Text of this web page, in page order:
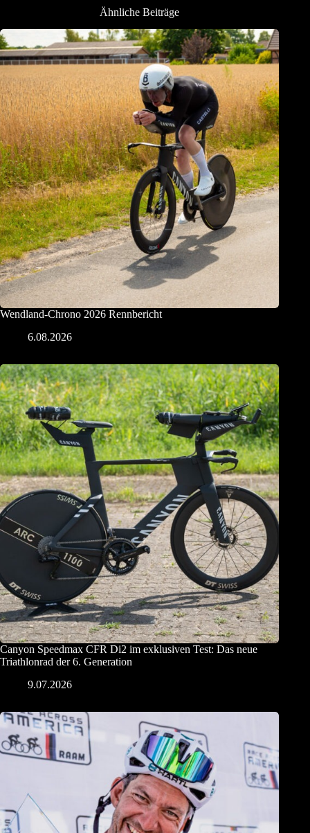
Ähnliche Beiträge
Wendland-Chrono 2026 Rennbericht
6.08.2026
Canyon Speedmax CFR Di2 im exklusiven Test: Das neue
Triathlonrad der 6. Generation
9.07.2026